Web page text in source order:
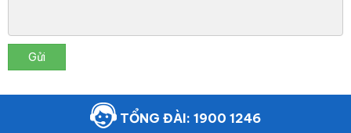
Gửi
TỔNG ĐÀI: 1900 1246